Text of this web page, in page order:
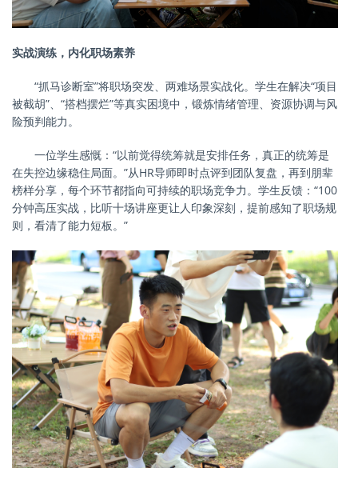
实战演练，内化职场素养
“抓马诊断室”将职场突发、两难场景实战化。学生在解决“项目
被截胡”、“搭档摆烂”等真实困境中，锻炼情绪管理、资源协调与风
险预判能力。
一位学生感慨： “以前觉得统筹就是安排任务，真正的统筹是
在失控边缘稳住局面。”从HR导师即时点评到团队复盘，再到朋辈
榜样分享，每个环节都指向可持续的职场竞争力。学生反馈：“100
分钟高压实战，比听十场讲座更让人印象深刻，提前感知了职场规
则，看清了能力短板。”